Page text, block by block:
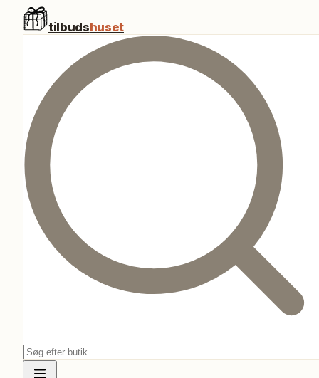
tilbudshuset